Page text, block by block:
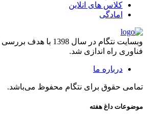
کلاس های انلاین
امادگی
وبسایت نتگام در سال 1398
فناوری راه اندازی شد.
درباره ما
تمامی حقوق برای نتگام محفوظ می‌باشد.
موضوعات داغ هفته